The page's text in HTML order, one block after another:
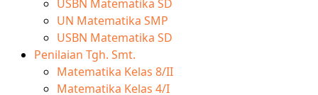
USBN Matematika SD
UN Matematika SMP
USBN Matematika SD
Penilaian Tgh. Smt.
Matematika Kelas 8/II
Matematika Kelas 4/I